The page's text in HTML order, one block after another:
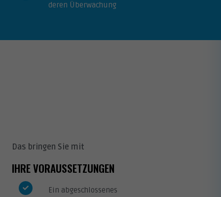
deren Überwachung
Das bringen Sie mit
IHRE VORAUSSETZUNGEN
Ein abgeschlossenes